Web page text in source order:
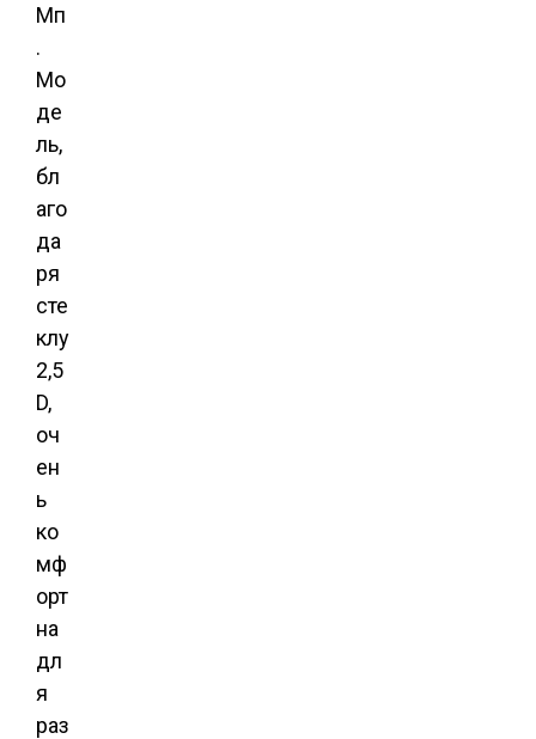
Мп
.
Мо
де
ль,
бл
аго
да
ря
сте
клу
2,5
D,
оч
ен
ь
ко
мф
орт
на
дл
я
раз